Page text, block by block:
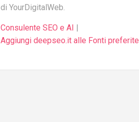
di YourDigitalWeb.
Consulente SEO e AI |
Aggiungi deepseo.it alle Fonti preferite